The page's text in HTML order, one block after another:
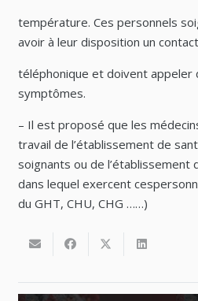
température. Ces personnels
avoir à leur disposition un contact
téléphonique et doivent appeler
symptômes.
– Il est proposé que les
travail de l’établissement de
soignants ou de
dans lequel exercent
du GHT, CHU, CHG ……)